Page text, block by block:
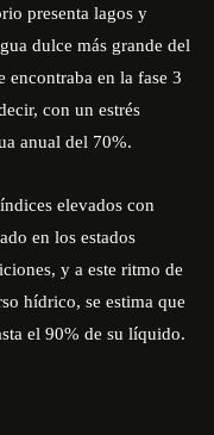
presenta lagos y
dulce más grande del
encontraba en la fase 3
con un estrés
anual del 70%.
elevados con
en los estados
y a este ritmo de
hídrico, se estima que
el 90% de su líquido.